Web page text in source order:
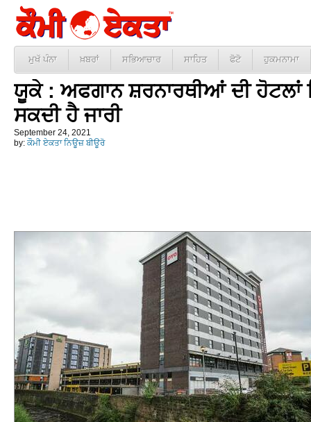
ਮੁਖੱ ਪੰਨਾ ਖ਼ਬਰਾਂ ਸਭਿਆਚਾਰ ਸਾਹਿਤ ਫੋਟੋ ਹੁਕਮਨਾਮਾ
ਯੂਕੇ : ਅਫਗਾਨ ਸ਼ਰਨਾਰਥੀਆਂ ਦੀ ਹੋਟਲਾਂ
ਸਕਦੀ ਹੈ ਜਾਰੀ
September 24, 2021
by: ਕੌਮੀ ਏਕਤਾ ਨਿਊਜ਼ ਬੀਊਰੋ